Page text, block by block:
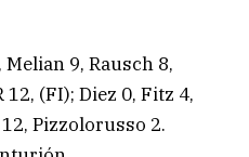
9, Rausch 8,
(FI); Diez 0, Fitz 4,
Pizzolorusso 2.